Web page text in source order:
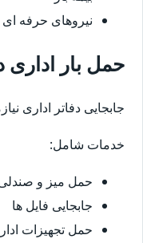
نیروهای حرفه ای
حمل بار اداری
جابجایی دفاتر اداری
خدمات شامل:
حمل میز و
جابجایی فایل ها
حمل تجهیزات